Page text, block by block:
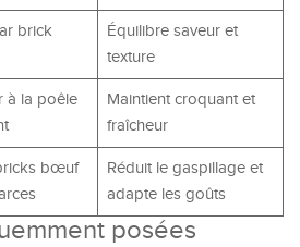
brick
Équilibre saveur et
texture
à la poêle
Maintient croquant et
fraîcheur
bœuf
Réduit le gaspillage et
adapte les goûts
posées